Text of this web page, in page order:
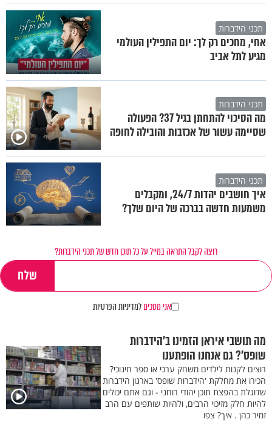
תכני הידברות
אחי, מחכים רק לך: יום התפילין העולמי
מגיע לתל אביב
תכני הידברות
מה הסיכוי להתחתן בגיל 37? הפעולה
שסיימה עשור של אכזבות והובילה לחופה
תכני הידברות
איך חושבים יהדות 24/7, ומקבלים
משמעות חדשה בברכה של היום שלך?
רוצה לקבל התראה במייל על כל תוכן חדש של תכני הידברות?
אני מסכיםלמדיניות הפרטיות
מה תושבי איראן הזמינו ב’הידברות
שופס’? גם אנחנו הופתענו
רוצים לקנות לילדים משחק ערכי או ספר חינוכי?
הכירו את מחלקת 'הידברות שופס' בארגון הידברות
שדוגלת בהפצת תוכן יהודי רוחני - וגם אתם יכולים
להיות חלק מזיכוי הרבים, ולהיות שותפים עם הרב
זמיר כהן . איך? צפו